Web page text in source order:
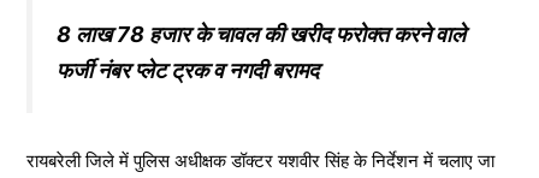
8 लाख 78 हजार के चावल की खरीद फरोक्त करने वाले
फर्जी नंबर प्लेट ट्रक व नगदी बरामद
रायबरेली जिले में पुलिस अधीक्षक डॉक्टर यशवीर सिंह के निर्देशन में चलाए जा